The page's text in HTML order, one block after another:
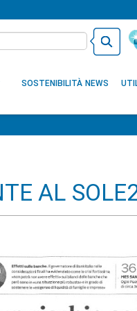
SOSTENIBILITÀ NEWS
AL